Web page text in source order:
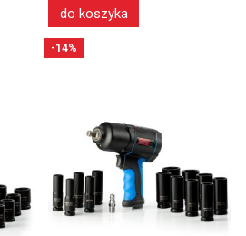
do koszyka
-14%